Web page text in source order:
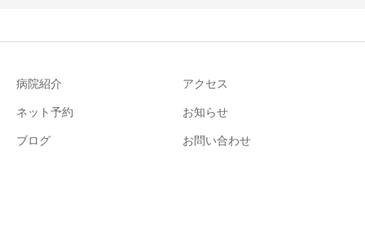
病院紹介 アクセス
ネット予約 お知らせ
ブログ お問い合わせ